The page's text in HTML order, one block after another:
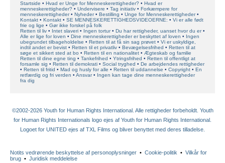
Startside Hvad er Unge for Menneskerettigheder?
Hvad er
menneskerettigheder?
Undervisere Tag initiativ
Forkæmpere for
menneskerettigheder
Nyheder Bestilling
Unge for Menneskerettigheder
Kontakt
Kontakt SE MENNESKERETTIGHEDSVIDEOERNE:
Vi er alle født
frie og lige
Gør ikke forskel på folk
Retten til liv
Intet slaveri Ingen tortur
Du har rettigheder, uanset hvor du er
Alle er lige for loven
Dine menneskerettigheder er beskyttet af loven
Ingen
ubegrundet tilbageholdelse
Retten til at få sin sag prøvet
Vi er uskyldige,
indtil andet er bevist
Retten til et privatliv Bevægelsesfrihed
Retten til at
søge et sikkert sted at bo
Retten til en nationalitet
Ægteskab og familie
Retten til dine egne ting
Tankefrihed Ytringsfrihed
Retten til offentligt at
forsamle sig
Retten til demokrati Social tryghed
De arbejdendes rettigheder
Retten til fritid
Mad og husly for alle Retten til uddannelse Copyright
En
retfærdig og fri verden
Ansvar
Ingen kan tage dine menneskerettigheder
fra dig
©2002-2026 Youth for Human Rights International. Alle rettigheder forbeholdt. Youth
for Human Rights Internationals logo ejes af Youth for Human Rights International.
Logoet for UNITED ejes af TXL Films og bliver benyttet med deres tilladelse.
Notits vedrørende beskyttelse af personoplysninger • Cookie-politik • Vilkår for
brug • Juridisk meddelelse